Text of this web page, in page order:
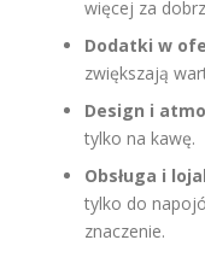
więcej za
Dodatki w
zwiększają
Design i
tylko na kawę.
Obsługa i
tylko do
znaczenie.